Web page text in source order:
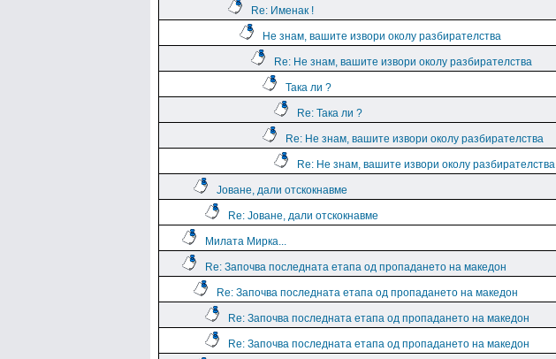
Re: Именак !
Не знам, вашите извори околу разбирателства
Re: Не знам, вашите извори околу разбирателства
Така ли ?
Re: Така ли ?
Re: Не знам, вашите извори околу разбирателства
Re: Не знам, вашите извори околу разбирателства
Јоване, дали отскокнавме
Re: Јоване, дали отскокнавме
Милата Мирка...
Re: Започва последната етапа од пропадането на македон
Re: Започва последната етапа од пропадането на македон
Re: Започва последната етапа од пропадането на македон
Re: Започва последната етапа од пропадането на македон